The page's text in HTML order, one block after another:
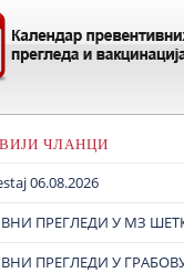
ЧЛАНЦИ
06.08.2026
ПРЕГЛЕДИ У МЗ
ПРЕГЛЕДИ У ГРАБОВУ